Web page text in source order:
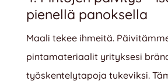
pienellä panoksella
Maali tekee ihmeitä.
pintamateriaalit yrityksesi
työskentelytapoja tukeviksi.